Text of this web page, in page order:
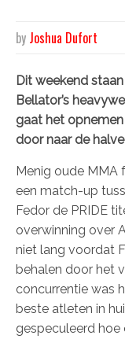
by Joshua Dufort
Dit weekend
Bellator’s
gaat het
door naar de
Menig oude MMA
een match-up
Fedor de PRIDE
overwinning over
niet lang voordat
behalen door het
concurrentie was
beste atleten in
gespeculeerd hoe